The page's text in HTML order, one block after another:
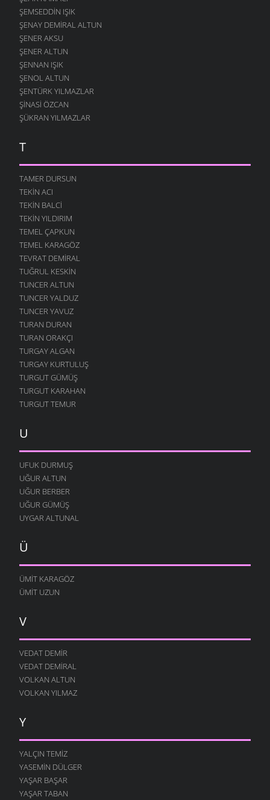
ŞEMSEDDIN IŞIK
ŞENAY DEMIRAL ALTUN
ŞENER AKSU
ŞENER ALTUN
ŞENNAN IŞIK
ŞENOL ALTUN
ŞENTÜRK YILMAZLAR
ŞINASI ÖZCAN
ŞÜKRAN YILMAZLAR
T
TAMER DURSUN
TEKIN ACI
TEKIN BALCI
TEKIN YILDIRIM
TEMEL ÇAPKUN
TEMEL KARAGÖZ
TEVRAT DEMIRAL
TUĞRUL KESKIN
TUNCER ALTUN
TUNCER YALDUZ
TUNCER YAVUZ
TURAN DURAN
TURAN ORAKÇI
TURGAY ALGAN
TURGAY KURTULUŞ
TURGUT GÜMÜŞ
TURGUT KARAHAN
TURGUT TEMUR
U
UFUK DURMUŞ
UĞUR ALTUN
UĞUR BERBER
UĞUR GÜMÜŞ
UYGAR ALTUNAL
Ü
ÜMIT KARAGÖZ
ÜMIT UZUN
V
VEDAT DEMIR
VEDAT DEMIRAL
VOLKAN ALTUN
VOLKAN YILMAZ
Y
YALÇIN TEMIZ
YASEMIN DÜLGER
YAŞAR BAŞAR
YAŞAR TABAN